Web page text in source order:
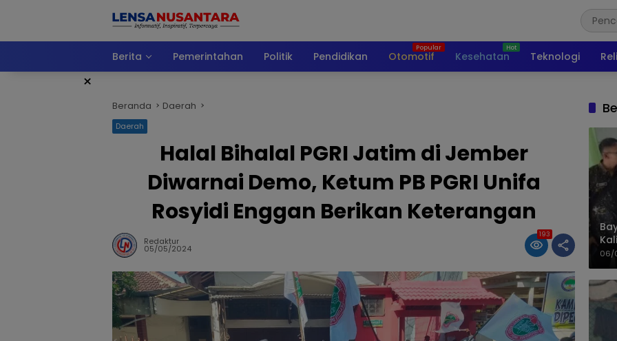
Berita
Pemerintahan Politik Pendidikan Otomotif Kesehatan Teknologi
×
Beranda Daerah
Daerah
Halal Bihalal PGRI Jatim di Jember
Diwarnai Demo, Ketum PB PGRI Unifa
Rosyidi Enggan Berikan Keterangan
Redaktur
05/05/2024
193
06/